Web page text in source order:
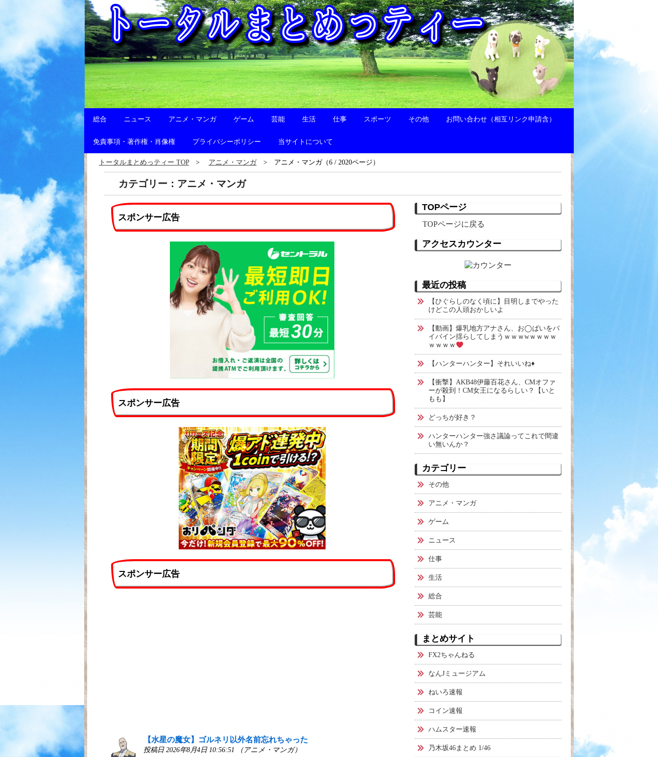
総合 ニュース アニメ・マンガ ゲーム 芸能 生活 仕事 スポーツ その他 お問い合わせ（相互リンク申請含）
免責事項・著作権・肖像権 プライバシーポリシー 当サイトについて
トータルまとめっティー TOP アニメ・マンガ アニメ・マンガ（6 / 2020ページ）
カテゴリー：アニメ・マンガ
スポンサー広告
スポンサー広告
スポンサー広告
【水星の魔女】ゴルネリ以外名前忘れちゃった
投稿日 2026年8月4日 10:56:51 （アニメ・マンガ）
TOPページ
TOPページに戻る
アクセスカウンター
最近の投稿
【ひぐらしのなく頃に】目明しまでやった
けどこの人頭おかしいよ
【動画】爆乳地方アナさん、お◯ぱいをバ
イバイン揺らしてしまうｗｗｗwｗｗｗｗ
ｗｗｗｗ
【ハンターハンター】それいいね♦
【衝撃】AKB48伊藤百花さん、CMオファ
ーが殺到！CM女王になるらしい？【いと
もも】
どっちが好き？
ハンターハンター強さ議論ってこれで間違
い無いんか？
カテゴリー
その他
アニメ・マンガ
ゲーム
ニュース
仕事
生活
総合
芸能
まとめサイト
FX2ちゃんねる
なんJミュージアム
ねいろ速報
コイン速報
ハムスター速報
乃木坂46まとめ 1/46